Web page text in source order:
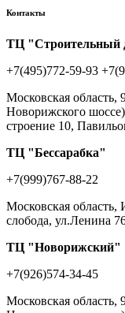
Контакты
ТЦ "Строительный
+7(495)772-59-93
Московская
Новорижского
строение 10,
ТЦ "Бессарабка"
+7(999)767-88-22
Московская
слобода, ул.Ленина
ТЦ "Новорижский"
+7(926)574-34-45
Московская